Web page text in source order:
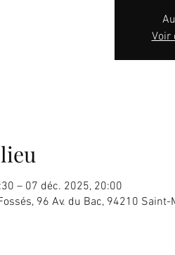
Voir
– 07 déc. 2025, 20:00
96 Av. du Bac, 94210